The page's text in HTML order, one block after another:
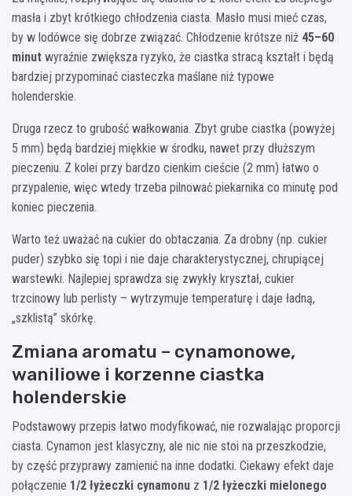
masła i zbyt krótkiego chłodzenia ciasta. Masło musi mieć czas,
by w lodówce się dobrze związać. Chłodzenie krótsze niż 45–60
minut wyraźnie zwiększa ryzyko, że ciastka stracą kształt i będą
bardziej przypominać ciasteczka maślane niż typowe
holenderskie.
Druga rzecz to grubość wałkowania. Zbyt grube ciastka (powyżej
5 mm) będą bardziej miękkie w środku, nawet przy dłuższym
pieczeniu. Z kolei przy bardzo cienkim cieście (2 mm) łatwo o
przypalenie, więc wtedy trzeba pilnować piekarnika co minutę pod
koniec pieczenia.
Warto też uważać na cukier do obtaczania. Za drobny (np. cukier
puder) szybko się topi i nie daje charakterystycznej, chrupiącej
warstewki. Najlepiej sprawdza się zwykły kryształ, cukier
trzcinowy lub perlisty – wytrzymuje temperaturę i daje ładną,
„szklistą” skórkę.
Zmiana aromatu – cynamonowe,
waniliowe i korzenne ciastka
holenderskie
Podstawowy przepis łatwo modyfikować, nie rozwalając proporcji
ciasta. Cynamon jest klasyczny, ale nic nie stoi na przeszkodzie,
by część przyprawy zamienić na inne dodatki. Ciekawy efekt daje
połączenie 1/2 łyżeczki cynamonu z 1/2 łyżeczki mielonego